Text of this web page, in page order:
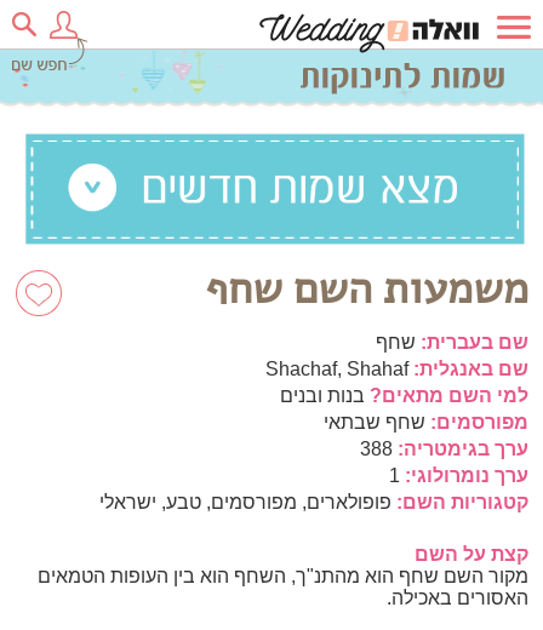
משמעות השם שחף
שם בעברית: שחף
שם באנגלית: Shachaf, Shahaf
למי השם מתאים? בנות ובנים
מפורסמים: שחף שבתאי
ערך בגימטריה: 388
ערך נומרולוגי: 1
קטגוריות השם: פופולארים, מפורסמים, טבע, ישראלי
קצת על השם
מקור השם שחף הוא מהתנ"ך, השחף הוא בין העופות הטמאים
האסורים באכילה.